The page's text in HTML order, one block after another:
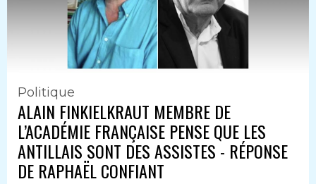
Politique
ALAIN FINKIELKRAUT MEMBRE DE
L’ACADÉMIE FRANÇAISE PENSE QUE LES
ANTILLAIS SONT DES ASSISTES - RÉPONSE
DE RAPHAËL CONFIANT